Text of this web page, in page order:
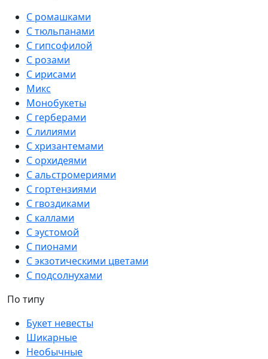
С ромашками
С тюльпанами
С гипсофилой
С розами
С ирисами
Микс
Монобукеты
С герберами
С лилиями
С хризантемами
С орхидеями
С альстромериями
С гортензиями
С гвоздиками
С каллами
С эустомой
С пионами
С экзотическими цветами
С подсолнухами
По типу
Букет невесты
Шикарные
Необычные